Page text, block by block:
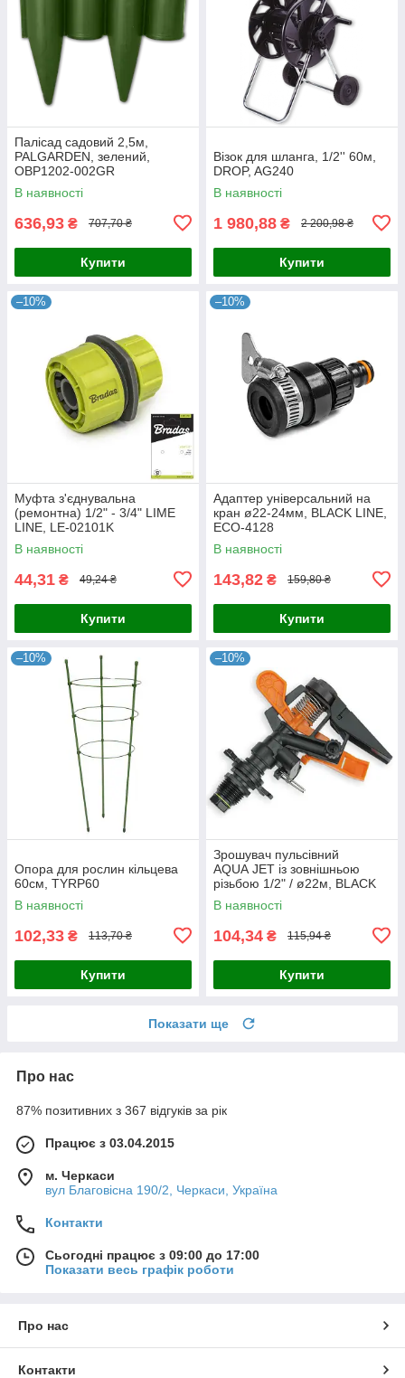
Палісад садовий 2,5м,
PALGARDEN, зелений,
OBP1202-002GR
В наявності
636,93 ₴ 707,70 ₴
Купити
Візок для шланга, 1/2'' 60м,
DROP, AG240
В наявності
1 980,88 ₴ 2 200,98 ₴
Купити
–10%
Муфта з'єднувальна
(ремонтна) 1/2" - 3/4" LIME
LINE, LE-02101K
В наявності
44,31 ₴ 49,24 ₴
Купити
–10%
Адаптер універсальний на
кран ø22-24мм, BLACK LINE,
ECO-4128
В наявності
143,82 ₴ 159,80 ₴
Купити
–10%
Опора для рослин кільцева
60см, TYRP60
В наявності
102,33 ₴ 113,70 ₴
Купити
–10%
Зрошувач пульсівний
AQUA JET із зовнішньою
різьбою 1/2" / ø22м, BLACK
LINE, AJ-TS6001
В наявності
104,34 ₴ 115,94 ₴
Купити
Показати ще
Про нас
87% позитивних з 367 відгуків за рік
Працює з 03.04.2015
м. Черкаси
вул Благовісна 190/2, Черкаси, Україна
Контакти
Сьогодні працює з 09:00 до 17:00
Показати весь графік роботи
Про нас
Контакти